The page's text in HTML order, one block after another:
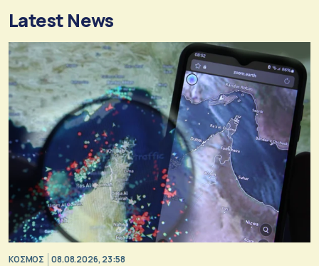
Latest News
ΚΟΣΜΟΣ 08.08.2026, 23:58